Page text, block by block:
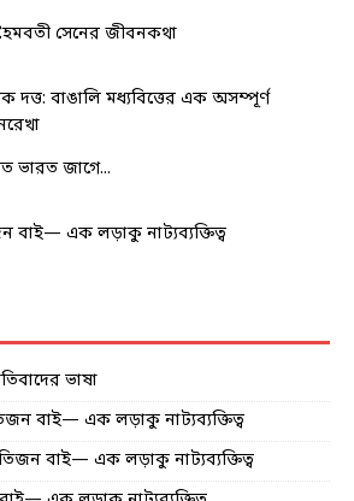
সেনের জীবনকথা
দত্ত: বাঙালি মধ্যবিত্তের এক অসম্পূর্ণ
ভারত জাগে...
বাই— এক লড়াকু নাট্যব্যক্তিত্ব
ভাষা
বাই— এক লড়াকু নাট্যব্যক্তিত্ব
বাই— এক লড়াকু নাট্যব্যক্তিত্ব